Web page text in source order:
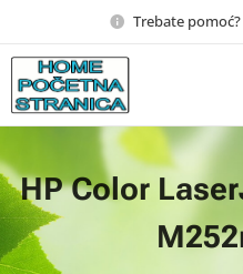
Trebate
HP Color